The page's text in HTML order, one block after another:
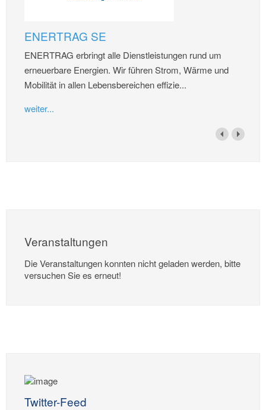
ENERTRAG SE
ENERTRAG erbringt alle Dienstleistungen rund um
erneuerbare Energien. Wir führen Strom, Wärme und
Mobilität in allen Lebensbereichen effizie...
weiter...
Veranstaltungen
Die Veranstaltungen konnten nicht geladen werden, bitte
versuchen Sie es erneut!
Twitter-Feed